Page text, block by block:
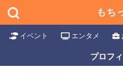
もち
イベント エンタメ
プロフ